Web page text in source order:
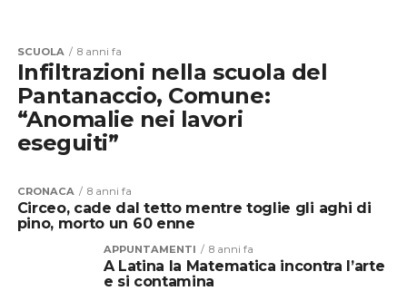
SCUOLA 8 anni fa
Infiltrazioni nella scuola del
Pantanaccio, Comune:
“Anomalie nei lavori
eseguiti”
CRONACA 8 anni fa
Circeo, cade dal tetto mentre toglie gli aghi di
pino, morto un 60 enne
APPUNTAMENTI 8 anni fa
A Latina la Matematica incontra l’arte
e si contamina